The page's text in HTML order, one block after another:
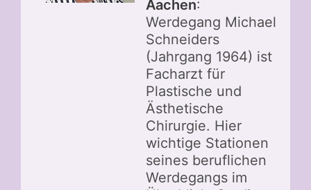
Aachen:
Werdegang Michael
Schneiders
(Jahrgang 1964) ist
Facharzt für
Plastische und
Ästhetische
Chirurgie. Hier
wichtige Stationen
seines beruflichen
Werdegangs im